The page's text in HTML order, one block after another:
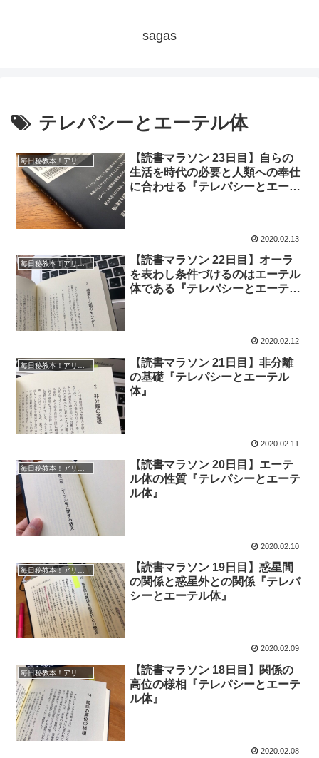
sagas
テレパシーとエーテル体
毎日秘教本！アリス・ベイリー読書マラソン
【読書マラソン 23日目】自らの
生活を時代の必要と人類への奉仕
に合わせる『テレパシーとエーテ
2020.02.13
毎日秘教本！アリス・ベイリー読書マラソン
【読書マラソン 22日目】オーラ
を表わし条件づけるのはエーテル
体である『テレパシーとエーテル
2020.02.12
毎日秘教本！アリス・ベイリー読書マラソン
【読書マラソン 21日目】非分離
の基礎『テレパシーとエーテル
体』
2020.02.11
毎日秘教本！アリス・ベイリー読書マラソン
【読書マラソン 20日目】エーテ
ル体の性質『テレパシーとエーテ
ル体』
2020.02.10
毎日秘教本！アリス・ベイリー読書マラソン
【読書マラソン 19日目】惑星間
の関係と惑星外との関係『テレパ
シーとエーテル体』
2020.02.09
【読書マラソン 18日目】関係の
高位の様相『テレパシーとエーテ
ル体』
2020.02.08